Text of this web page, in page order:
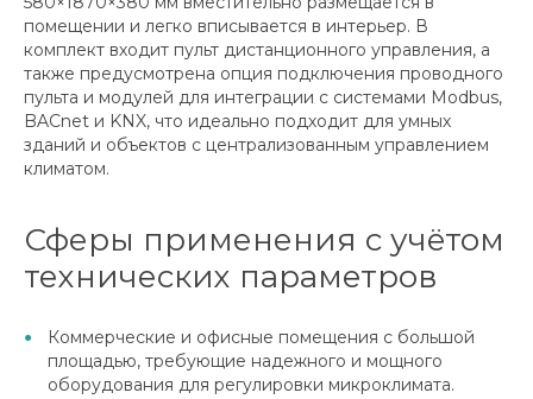
помещении и легко вписывается в интерьер. В
комплект входит пульт дистанционного управления, а
также предусмотрена опция подключения проводного
пульта и модулей для интеграции с системами Modbus,
BACnet и KNX, что идеально подходит для умных
зданий и объектов с централизованным управлением
климатом.
Сферы применения с учётом
технических параметров
Коммерческие и офисные помещения с большой
площадью, требующие надежного и мощного
оборудования для регулировки микроклимата.